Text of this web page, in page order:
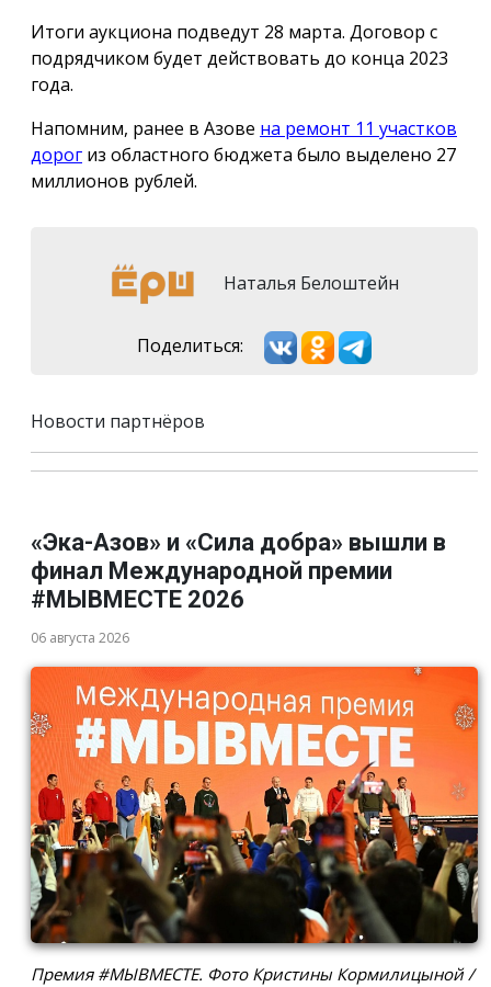
Итоги аукциона подведут 28 марта. Договор с
подрядчиком будет действовать до конца 2023
года.
Напомним, ранее в Азове на ремонт 11 участков
дорог из областного бюджета было выделено 27
миллионов рублей.
Наталья Белоштейн
Поделиться:
Новости партнёров
«Эка-Азов» и «Сила добра» вышли в
финал Международной премии
#МЫВМЕСТЕ 2026
06 августа 2026
Премия #МЫВМЕСТЕ. Фото Кристины Кормилицыной /